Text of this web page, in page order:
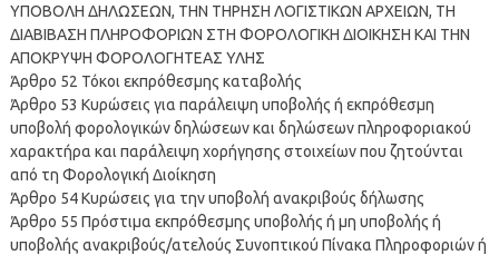
ΥΠΟΒΟΛΗ ΔΗΛΩΣΕΩΝ, ΤΗΝ ΤΗΡΗΣΗ ΛΟΓΙΣΤΙΚΩΝ ΑΡΧΕΙΩΝ, ΤΗ
ΔΙΑΒΙΒΑΣΗ ΠΛΗΡΟΦΟΡΙΩΝ ΣΤΗ ΦΟΡΟΛΟΓΙΚΗ ΔΙΟΙΚΗΣΗ ΚΑΙ ΤΗΝ
ΑΠΟΚΡΥΨΗ ΦΟΡΟΛΟΓΗΤΕΑΣ ΥΛΗΣ
Άρθρο 52 Τόκοι εκπρόθεσμης καταβολής
Άρθρο 53 Κυρώσεις για παράλειψη υποβολής ή εκπρόθεσμη
υποβολή φορολογικών δηλώσεων και δηλώσεων πληροφοριακού
χαρακτήρα και παράλειψη χορήγησης στοιχείων που ζητούνται
από τη Φορολογική Διοίκηση
Άρθρο 54 Κυρώσεις για την υποβολή ανακριβούς δήλωσης
Άρθρο 55 Πρόστιμα εκπρόθεσμης υποβολής ή μη υποβολής ή
υποβολής ανακριβούς/ατελούς Συνοπτικού Πίνακα Πληροφοριών ή